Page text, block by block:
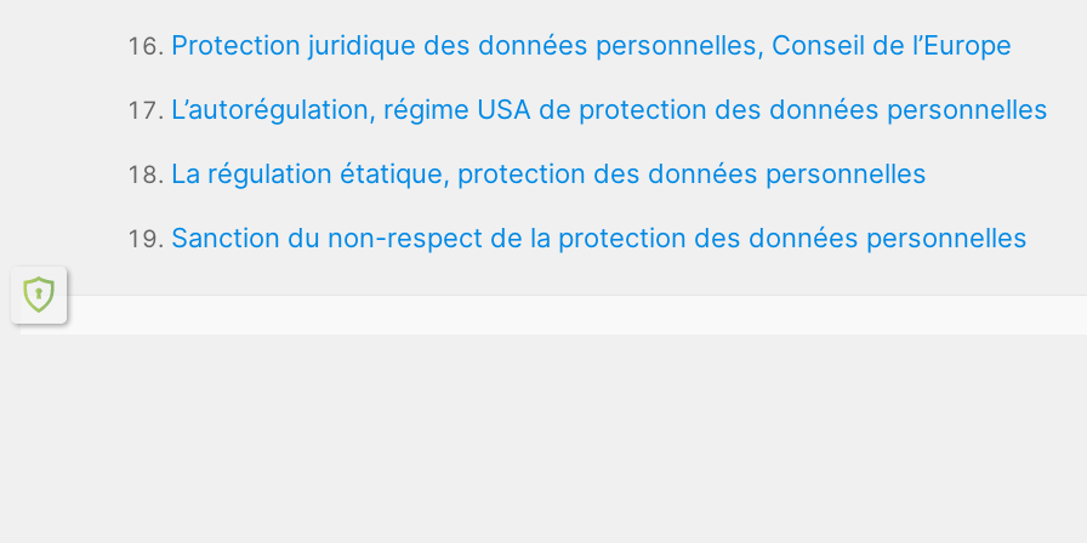
Protection juridique des données personnelles, Conseil de l’Europe
L’autorégulation, régime USA de protection des données personnelles
La régulation étatique, protection des données personnelles
Sanction du non-respect de la protection des données personnelles